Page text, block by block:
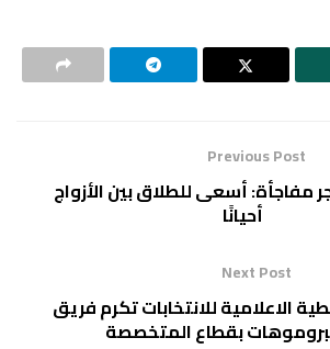
Previous Post
مفاجأة: أسعى للطلاق بين الأزواج
أحيانًا
Next Post
الاعلامية للانتخابات تكرم فريق
بقطاع المتخصصة